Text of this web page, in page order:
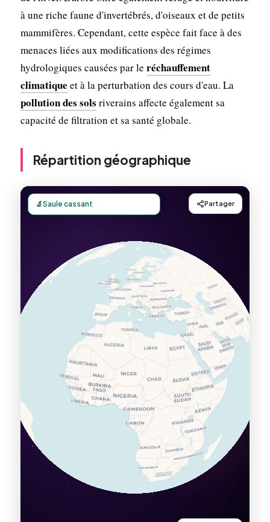
à une riche faune d'invertébrés, d'oiseaux et de petits
mammifères. Cependant, cette espèce fait face à des
menaces liées aux modifications des régimes
hydrologiques causées par le réchauffement
climatique et à la perturbation des cours d'eau. La
pollution des sols riverains affecte également sa
capacité de filtration et sa santé globale.
Répartition géographique